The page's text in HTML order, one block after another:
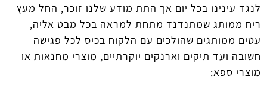
לנגד עינינו בכל יום אך התת מודע שלנו זוכר, החל מעץ
ריח ממותג שמתנדנד מתחת למראה בכל מבט אליה,
עטים ממותגים שהולכים עם הלקוח בכיס לכל פגישה
חשובה ועד תיקים וארנקים יוקרתיים, מוצרי מחנאות או
מוצרי ספא: